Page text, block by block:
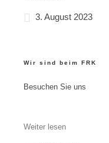
3. August 2023
Wir sind beim FRK
Besuchen Sie uns
Weiter lesen